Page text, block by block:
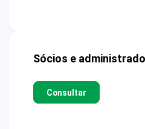
Sócios e
Consultar